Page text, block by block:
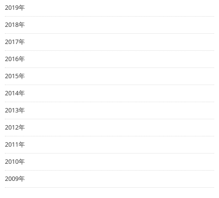
2019年
2018年
2017年
2016年
2015年
2014年
2013年
2012年
2011年
2010年
2009年